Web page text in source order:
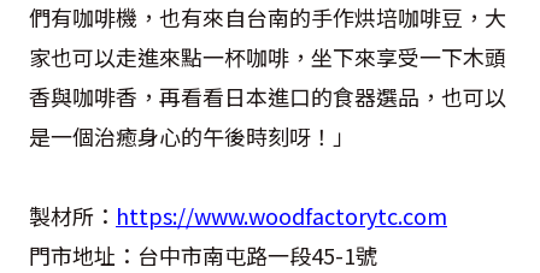
們有咖啡機，也有來自台南的手作烘培咖啡豆，大
家也可以走進來點一杯咖啡，坐下來享受一下木頭
香與咖啡香，再看看日本進口的食器選品，也可以
是一個治癒身心的午後時刻呀！」
製材所： https://www.woodfactorytc.com
門市地址：台中市南屯路一段45-1號